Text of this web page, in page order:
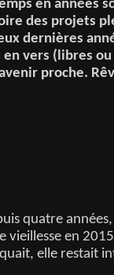
en années
des projets
dernières
vers (libres ou
proche.
quatre
en
elle restait